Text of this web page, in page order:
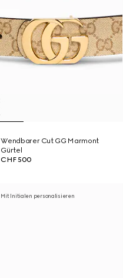
Wendbarer Cut GG Marmont
Gürtel
CHF 500
Mit Initialen personalisieren